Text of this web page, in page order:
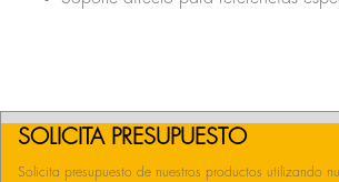
SOLICITA PRESUPUESTO
Solicita presupuesto de nuestros productos utilizando